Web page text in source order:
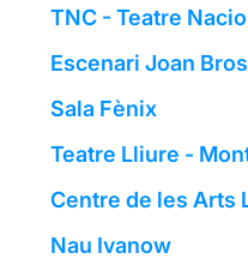
TNC - Teatre
Escenari Joan
Sala Fènix
Teatre Lliure -
Centre de les Arts
Nau Ivanow